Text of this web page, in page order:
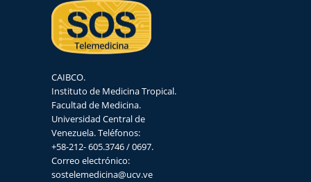
CAIBCO.
Instituto de Medicina Tropical.
Facultad de Medicina.
Universidad Central de
Venezuela. Teléfonos:
+58-212- 605.3746 / 0697.
Correo electrónico:
sostelemedicina@ucv.ve